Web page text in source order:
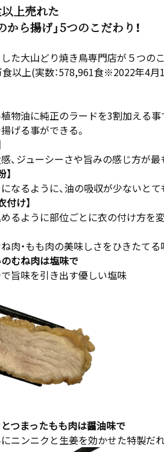
上売れた
から揚げ」5つのこだわり！
た大山どり焼き鳥専門店が５つの
以上(実数：578,961食※2022年4月
物油に純正のラードを3割加える
げる事ができる。
、ジューシーさや旨みの感じ方が
なるように、油の吸収が少ないと
付け】
るように部位ごとに衣の付け方を変
肉・もも肉の美味しさをひきたてる
むね肉は塩味で
旨味を引き出す優しい塩味
つまったもも肉は醤油味で
ニンニクと生姜を効かせた特製だ